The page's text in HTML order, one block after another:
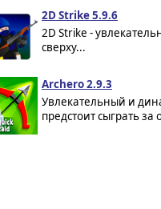
2D Strike 5.9.6
2D Strike -
сверху...
Archero 2.9.3
Увлекательный и
предстоит сыграть